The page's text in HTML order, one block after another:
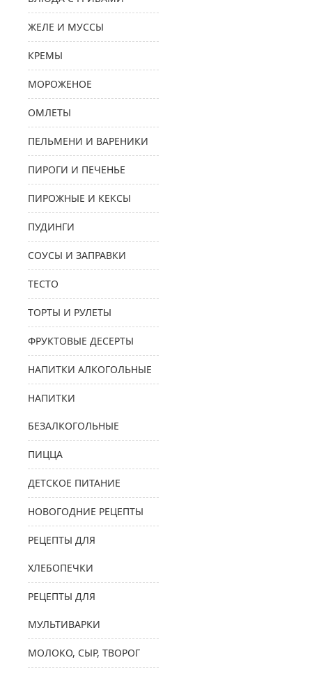
ЖЕЛЕ И МУССЫ
КРЕМЫ
МОРОЖЕНОЕ
ОМЛЕТЫ
ПЕЛЬМЕНИ И ВАРЕНИКИ
ПИРОГИ И ПЕЧЕНЬЕ
ПИРОЖНЫЕ И КЕКСЫ
ПУДИНГИ
СОУСЫ И ЗАПРАВКИ
ТЕСТО
ТОРТЫ И РУЛЕТЫ
ФРУКТОВЫЕ ДЕСЕРТЫ
НАПИТКИ АЛКОГОЛЬНЫЕ
НАПИТКИ
БЕЗАЛКОГОЛЬНЫЕ
ПИЦЦА
ДЕТСКОЕ ПИТАНИЕ
НОВОГОДНИЕ РЕЦЕПТЫ
РЕЦЕПТЫ ДЛЯ
ХЛЕБОПЕЧКИ
РЕЦЕПТЫ ДЛЯ
МУЛЬТИВАРКИ
МОЛОКО, СЫР, ТВОРОГ